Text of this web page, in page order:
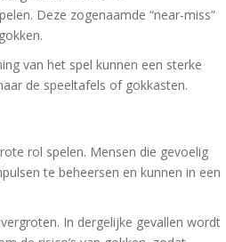
Deze zogenaamde “near-miss”
van het spel kunnen een sterke
de speeltafels of gokkasten.
rol spelen. Mensen die gevoelig
te beheersen en kunnen in een
In dergelijke gevallen wordt